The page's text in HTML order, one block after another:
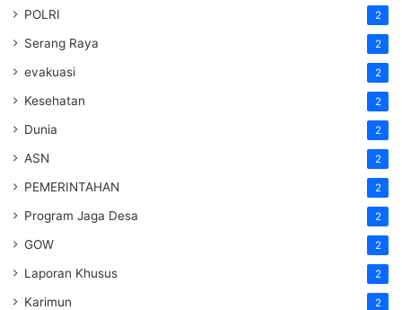
POLRI 2
Serang Raya 2
evakuasi 2
Kesehatan 2
Dunia 2
ASN 2
PEMERINTAHAN 2
Program Jaga Desa 2
GOW 2
Laporan Khusus 2
Karimun 2